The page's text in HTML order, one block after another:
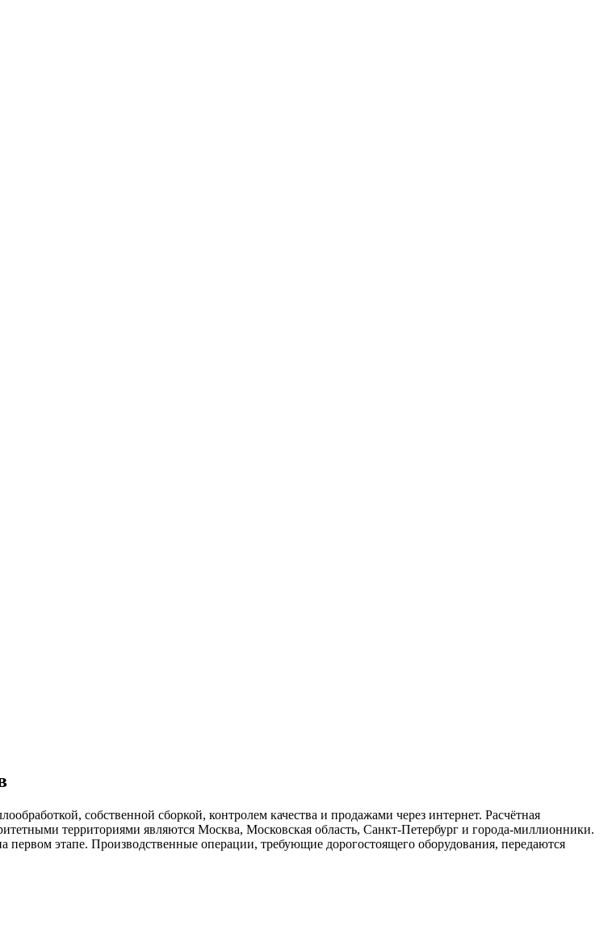
собственной сборкой, контролем качества и продажами через интернет. Расчётная
территориями являются Москва, Московская область, Санкт-Петербург и города-миллионники.
этапе. Производственные операции, требующие дорогостоящего оборудования, передаются